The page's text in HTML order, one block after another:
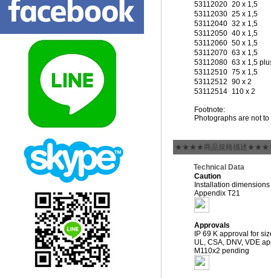
53112020 20 x 1,5
53112030 25 x 1,5
53112040 32 x 1,5
53112050 40 x 1,5
53112060 50 x 1,5
53112070 63 x 1,5
53112080 63 x 1,5
53112510 75 x 1,5
53112512 90 x 2
53112514 110 x 2
Footnote:
Photographs are not
★★★★商品規格描述
Technical Data
Caution
Installation
Appendix T21
Approvals
IP 69 K approval for
UL, CSA, DNV, VDE
M110x2 pending